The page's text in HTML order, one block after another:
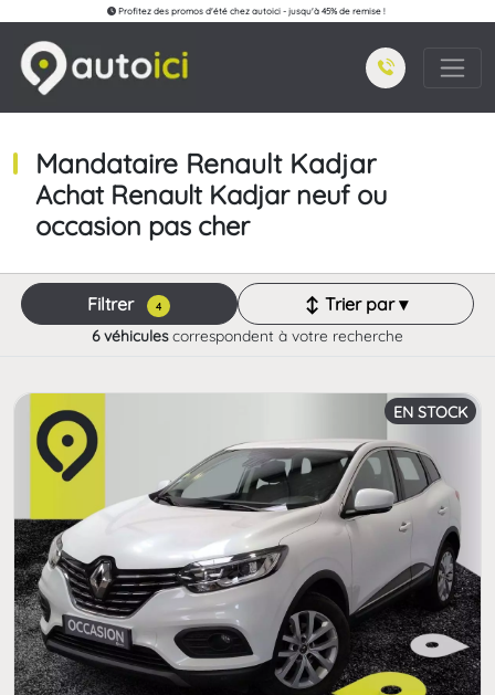
Profitez des promos d'été chez autoici - jusqu'à 45% de remise !
Mandataire Renault Kadjar
Achat Renault Kadjar neuf ou
occasion pas cher
Filtrer 4 ↕ Trier par ▾
6 véhiculescorrespondent à votre recherche
EN STOCK